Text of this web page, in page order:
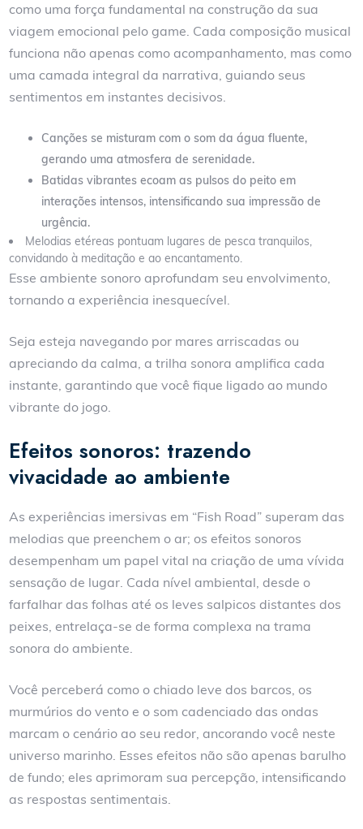
como uma força fundamental na construção da sua
viagem emocional pelo game. Cada composição musical
funciona não apenas como acompanhamento, mas como
uma camada integral da narrativa, guiando seus
sentimentos em instantes decisivos.
Canções se misturam com o som da água fluente,
gerando uma atmosfera de serenidade.
Batidas vibrantes ecoam as pulsos do peito em
interações intensos, intensificando sua impressão de
urgência.
Melodias etéreas pontuam lugares de pesca tranquilos,
convidando à meditação e ao encantamento.
Esse ambiente sonoro aprofundam seu envolvimento,
tornando a experiência inesquecível.
Seja esteja navegando por mares arriscadas ou
apreciando da calma, a trilha sonora amplifica cada
instante, garantindo que você fique ligado ao mundo
vibrante do jogo.
Efeitos sonoros: trazendo
vivacidade ao ambiente
As experiências imersivas em “Fish Road” superam das
melodias que preenchem o ar; os efeitos sonoros
desempenham um papel vital na criação de uma vívida
sensação de lugar. Cada nível ambiental, desde o
farfalhar das folhas até os leves salpicos distantes dos
peixes, entrelaça-se de forma complexa na trama
sonora do ambiente.
Você perceberá como o chiado leve dos barcos, os
murmúrios do vento e o som cadenciado das ondas
marcam o cenário ao seu redor, ancorando você neste
universo marinho. Esses efeitos não são apenas barulho
de fundo; eles aprimoram sua percepção, intensificando
as respostas sentimentais.